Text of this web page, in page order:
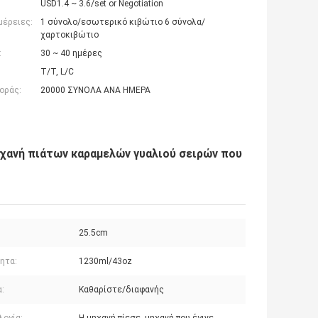
USD1.4 ~ 3.6/set or Negotiation
1 σύνολο/εσωτερικό κιβώτιο 6 σύνολα/
χαρτοκιβώτιο
30 ~ 40 ημέρες
T/T, L/C
20000 ΣΥΝΟΛΑ ΑΝΑ ΗΜΕΡΑ
πιάτων καραμελών γυαλιού σειρών που
25.5cm
1230ml/43oz
Καθαρίστε/διαφανής